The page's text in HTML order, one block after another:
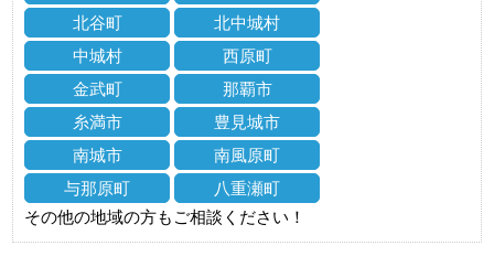
北谷町
北中城村
中城村
西原町
金武町
那覇市
糸満市
豊見城市
南城市
南風原町
与那原町
八重瀬町
その他の地域の方もご相談ください！